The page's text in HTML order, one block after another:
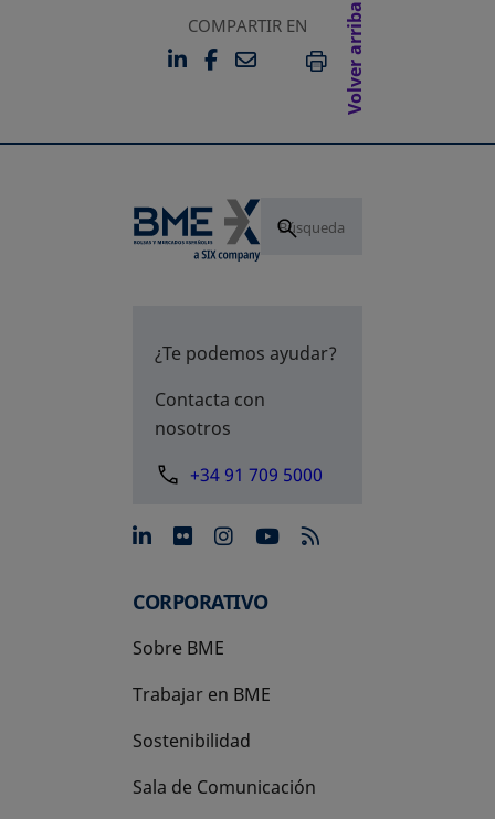
COMPARTIR EN
LINKEDIN
SE ABRE EN UNA PESTAÑA
FACEBOOK
SE ABRE EN UNA
EMAILIMPRIMIR
Volver arriba
¿Te podemos ayudar?
Contacta con
nosotros
+34 91 709 5000
se abre en una pestaña
se abre en una pestaña
se abre en una
se abre en una
CORPORATIVO
Sobre BME
Trabajar en BME
Sostenibilidad
Sala de Comunicación